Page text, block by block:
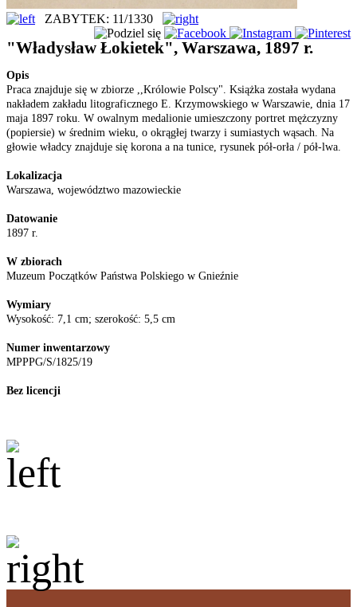
ZABYTEK: 11/1330
"Władysław Łokietek", Warszawa, 1897 r.
Opis
Praca znajduje się w zbiorze ,,Królowie Polscy". Książka została wydana
nakładem zakładu litograficznego E. Krzymowskiego w Warszawie, dnia 17
maja 1897 roku. W owalnym medalionie umieszczony portret mężczyzny
(popiersie) w średnim wieku, o okrągłej twarzy i sumiastych wąsach. Na
głowie władcy znajduje się korona a na tunice, rysunek pół-orła / pół-lwa.
Lokalizacja
Warszawa, województwo mazowieckie
Datowanie
1897 r.
W zbiorach
Muzeum Początków Państwa Polskiego w Gnieźnie
Wymiary
Wysokość: 7,1 cm; szerokość: 5,5 cm
Numer inwentarzowy
MPPPG/S/1825/19
Bez licencji